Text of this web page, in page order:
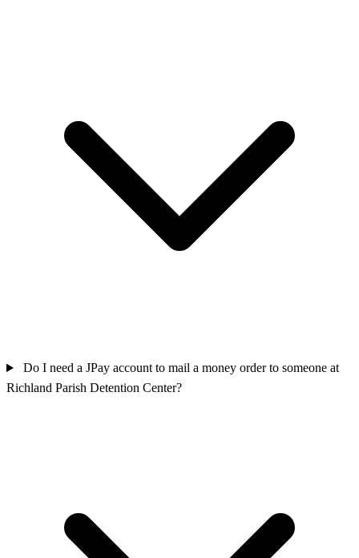
Do I need a JPay account to mail a money order to someone at
Richland Parish Detention Center?